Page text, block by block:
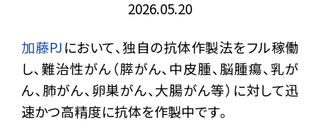
2026.05.20
加藤PJにおいて、独自の抗体作製法をフル稼働
し、難治性がん（膵がん、中皮腫、脳腫瘍、乳が
ん、肺がん、卵巣がん、大腸がん等）に対して迅
速かつ高精度に抗体を作製中です。